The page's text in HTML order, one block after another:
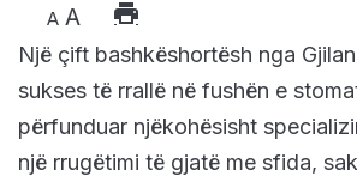
A A
Një çift bashkëshortësh nga
sukses të rrallë në fushën e
përfunduar njëkohësisht
një rrugëtimi të gjatë me sfida,